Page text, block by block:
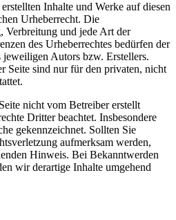
Inhalte und Werke auf diesen
Urheberrecht. Die
Verbreitung und jede Art der
des Urheberrechtes bedürfen der
Autors bzw. Erstellers.
Seite sind nur für den privaten, nicht
nicht vom Betreiber erstellt
Dritter beachtet. Insbesondere
gekennzeichnet. Sollten Sie
aufmerksam werden,
Hinweis. Bei Bekanntwerden
wir derartige Inhalte umgehend